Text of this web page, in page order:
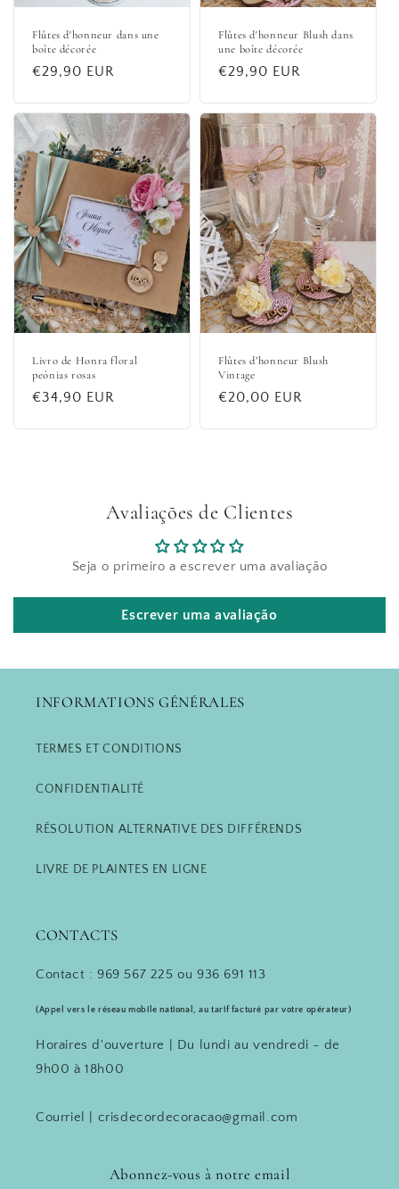
Flûtes d'honneur dans une
boîte décorée
Prix
€29,90 EUR
Flûtes d'honneur Blush dans
une boîte décorée
Prix
€29,90 EUR
Livro de Honra floral
peónias rosas
Prix
€34,90 EUR
Flûtes d’honneur Blush
Vintage
Prix
€20,00 EUR
Avaliações de Clientes
Seja o primeiro a escrever uma avaliação
Escrever uma avaliação
INFORMATIONS GÉNÉRALES
TERMES ET CONDITIONS
CONFIDENTIALITÉ
RÉSOLUTION ALTERNATIVE DES DIFFÉRENDS
LIVRE DE PLAINTES EN LIGNE
CONTACTS
Contact : 969 567 225 ou 936 691 113
(Appel vers le réseau mobile national, au tarif facturé par votre opérateur)
Horaires d'ouverture | Du lundi au vendredi - de
9h00 à 18h00
Courriel | crisdecordecoracao@gmail.com
Abonnez-vous à notre email